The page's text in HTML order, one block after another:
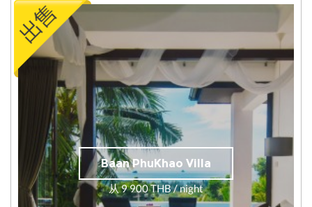
Baan PhuKhao Villa
从 9 900 THB / night